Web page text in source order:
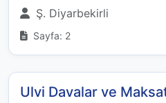
Ş. Diyarbekirli
Sayfa: 2
Ulvi Davalar ve